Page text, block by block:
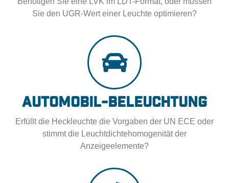
Sie den UGR-Wert einer Leuchte optimieren?
Automobil-beleuchtung
Erfüllt die Heckleuchte die Vorgaben der UN ECE oder
stimmt die Leuchtdichtehomogenität der
Anzeigeelemente?